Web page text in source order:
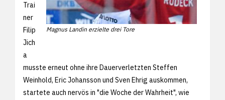
Magnus Landin erzielte drei Tore
Trai
ner
Filip
Jich
a
musste erneut ohne ihre Dauerverletzten Steffen
Weinhold, Eric Johansson und Sven Ehrig auskommen,
startete auch nervös in "die Woche der Wahrheit", wie